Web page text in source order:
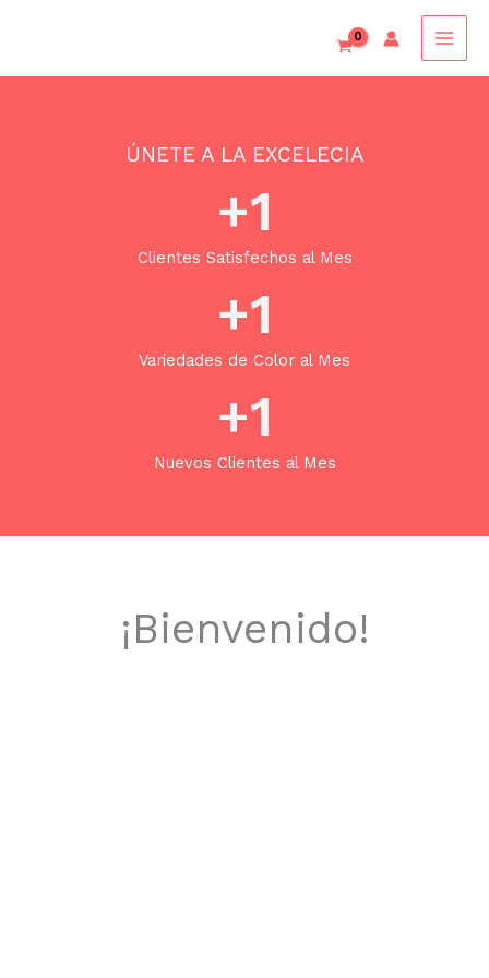
contenido
ÚNETE A LA EXCELECIA
+1
Clientes Satisfechos al Mes
+1
Variedades de Color al Mes
+1
Nuevos Clientes al Mes
¡Bienvenido!